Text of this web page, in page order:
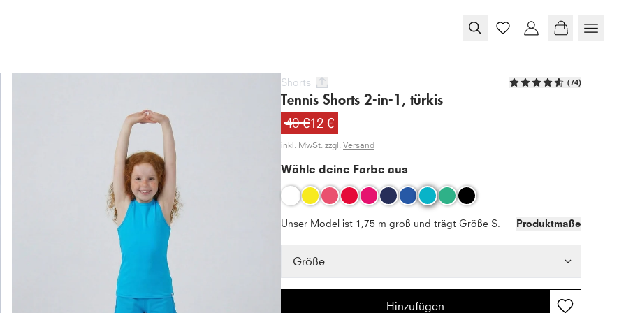
Shorts (74)
Tennis Shorts 2-in-1, türkis
40 €12 €
inkl. MwSt. zzgl. Versand
Wähle deine Farbe aus
Unser Model ist 1,75 m groß und trägt Größe S. Produktmaße
Größe
Hinzufügen